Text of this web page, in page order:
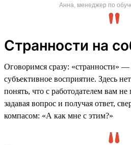
Анна, менеджер по
Странности на
Оговоримся сразу: «странности»
субъективное восприятие. Здесь
понять, что с работодателем вам
задавая вопрос и получая ответ,
компасом: «А как мне с этим?»